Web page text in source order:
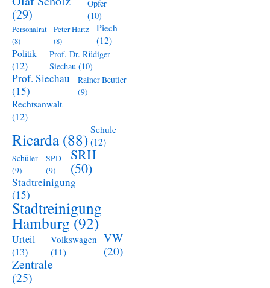
(29)
Opfer
(10)
Personalrat
(8)
Peter Hartz
(8)
Piech
(12)
Politik
(12)
Prof. Dr. Rüdiger
Siechau (10)
Prof. Siechau
(15)
Rainer Beutler
(9)
Rechtsanwalt
(12)
Ricarda (88) Schule
(12)
Schüler
(9)
SPD
(9)
SRH
(50)
Stadtreinigung
(15)
Stadtreinigung
Hamburg(92)
Urteil
(13)
Volkswagen
(11)
VW
(20)
Zentrale
(25)